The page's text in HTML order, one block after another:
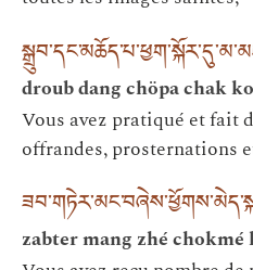
droub dang chöpa chak
Vous avez pratiqué et fait
offrandes, prosternations
zabter mang zhé chokmé